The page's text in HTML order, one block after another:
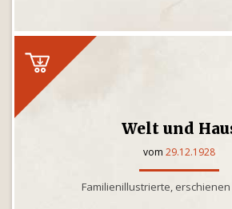
Welt und
vom 29.12.1928
Familienillustrierte, erschienen